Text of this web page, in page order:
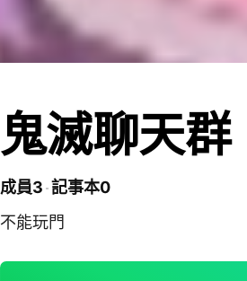
鬼滅聊天群
成員3 記事本0
不能玩門